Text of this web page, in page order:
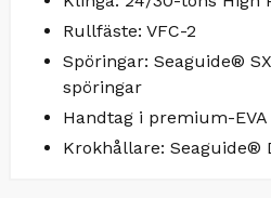
Rullfäste: VFC-2
Spöringar: Seaguide®
spöringar
Handtag i premium-EVA
Krokhållare: Seaguide®